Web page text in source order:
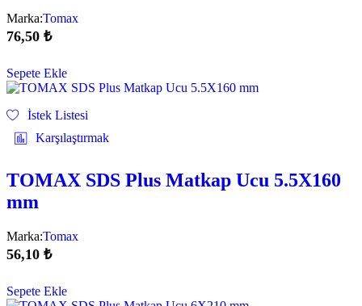
Marka:Tomax
76,50 ₺
Sepete Ekle
İstek Listesi
Karşılaştırmak
TOMAX SDS Plus Matkap Ucu 5.5X160
mm
Marka:Tomax
56,10 ₺
Sepete Ekle